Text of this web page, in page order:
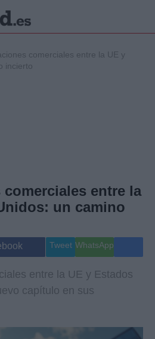
Gente
Musica
comerciales entre la UE y
incierto
entre la
un camino
Tweet WhatsApp
entre la UE y Estados
capítulo en sus